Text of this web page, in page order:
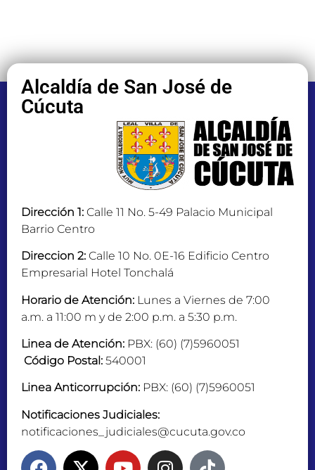
Alcaldía de San José de
Cúcuta
Dirección 1: Calle 11 No. 5-49 Palacio Municipal
Barrio Centro
Direccion 2: Calle 10 No. 0E-16 Edificio Centro
Empresarial Hotel Tonchalá
Horario de Atención: Lunes a Viernes de 7:00
a.m. a 11:00 m y de 2:00 p.m. a 5:30 p.m.
Linea de Atención: PBX: (60) (7)5960051
Código Postal: 540001
Linea Anticorrupción: PBX: (60) (7)5960051
Notificaciones Judiciales:
notificaciones_judiciales@cucuta.gov.co